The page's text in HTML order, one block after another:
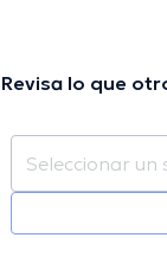
Revisa lo que